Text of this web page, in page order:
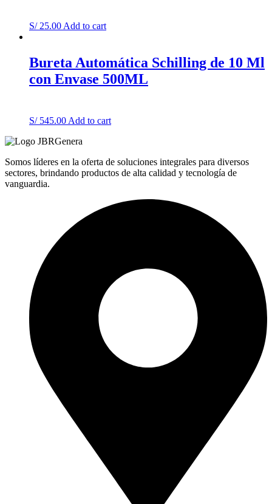
S/25.00 Add to cart
Bureta Automática Schilling de 10 Ml
con Envase 500ML
S/545.00 Add to cart
Somos líderes en la oferta de soluciones integrales para diversos
sectores, brindando productos de alta calidad y tecnología de
vanguardia.